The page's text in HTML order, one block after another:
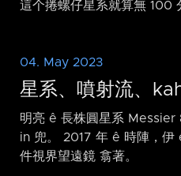
這个捲螺仔星系就算無 100
04. May 2023
星系、噴射流、
明亮 ê 長株圓星系
in 兜。 2017 年 ê 時陣，伊
件視界望遠鏡 翕著。